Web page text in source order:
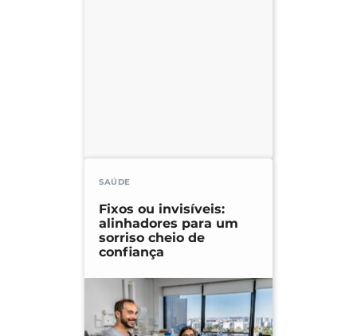
SAÚDE
Fixos ou invisíveis:
alinhadores para um
sorriso cheio de
confiança